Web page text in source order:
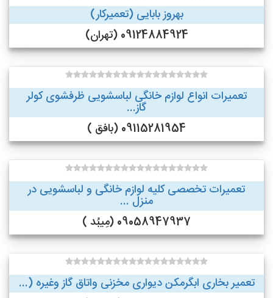
بهروز بابایی (تعمیرکار)
09124884924 (تهران)
تعمیرات انواع لوازم خانگی لباسشویی ظرفشوی کولر
گاز...
09115281954 (بافق )
تعمیرات تخصصی کلیه لوازم خانگی و لباسشویی در
منزل ...
09058947937 (مِیبُد )
تعمیر بخاری ابگرمکن دیواری مخزنی واتاق گاز وغیره (...